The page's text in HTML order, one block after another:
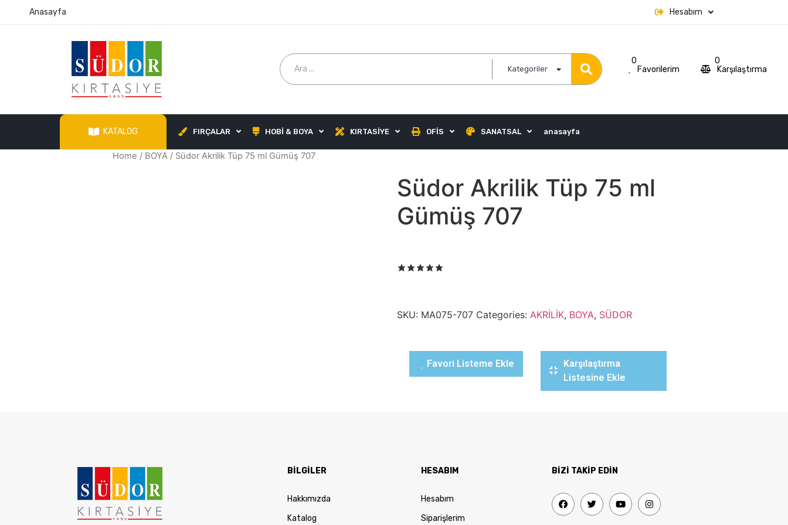
Anasayfa Hesabım
Kategoriler Favorilerim
0
Karşılaştırma
0
KATALOG FIRÇALAR HOBİ & BOYA KIRTASİYE OFİS SANATSAL anasayfa
Home / BOYA / Südor Akrilik Tüp 75 ml Gümüş 707
Südor Akrilik Tüp 75 ml
Gümüş 707
SKU: MA075-707 Categories: AKRİLİK, BOYA, SÜDOR
Favori Listeme Ekle
Karşılaştırma
Listesine Ekle
BİLGİLER
Hakkımızda
Katalog
HESABIM
Hesabım
Siparişlerim
BİZİ TAKİP EDİN